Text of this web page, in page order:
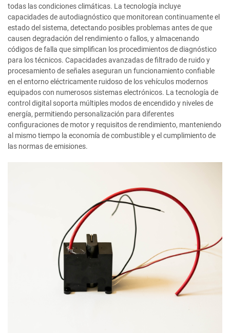
todas las condiciones climáticas. La tecnología incluye
capacidades de autodiagnóstico que monitorean continuamente el
estado del sistema, detectando posibles problemas antes de que
causen degradación del rendimiento o fallos, y almacenando
códigos de falla que simplifican los procedimientos de diagnóstico
para los técnicos. Capacidades avanzadas de filtrado de ruido y
procesamiento de señales aseguran un funcionamiento confiable
en el entorno eléctricamente ruidoso de los vehículos modernos
equipados con numerosos sistemas electrónicos. La tecnología de
control digital soporta múltiples modos de encendido y niveles de
energía, permitiendo personalización para diferentes
configuraciones de motor y requisitos de rendimiento, manteniendo
al mismo tiempo la economía de combustible y el cumplimiento de
las normas de emisiones.